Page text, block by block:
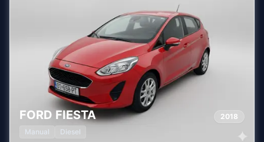
FORD FIESTA
2018
Manual
Diesel